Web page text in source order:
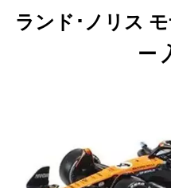
ランド･ノリス
ー